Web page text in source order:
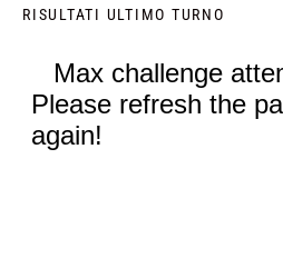
RISULTATI ULTIMO TURNO